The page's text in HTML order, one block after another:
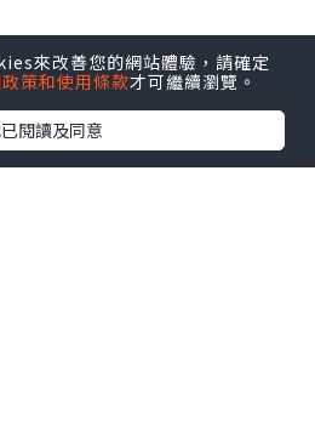
《社群創作有價企劃》
動 】
遊丶美食丶親子丶寵物丶扮靚
來改善您的網站體驗，請確定
策和使用條款才可繼續瀏覽。
閱讀及同意